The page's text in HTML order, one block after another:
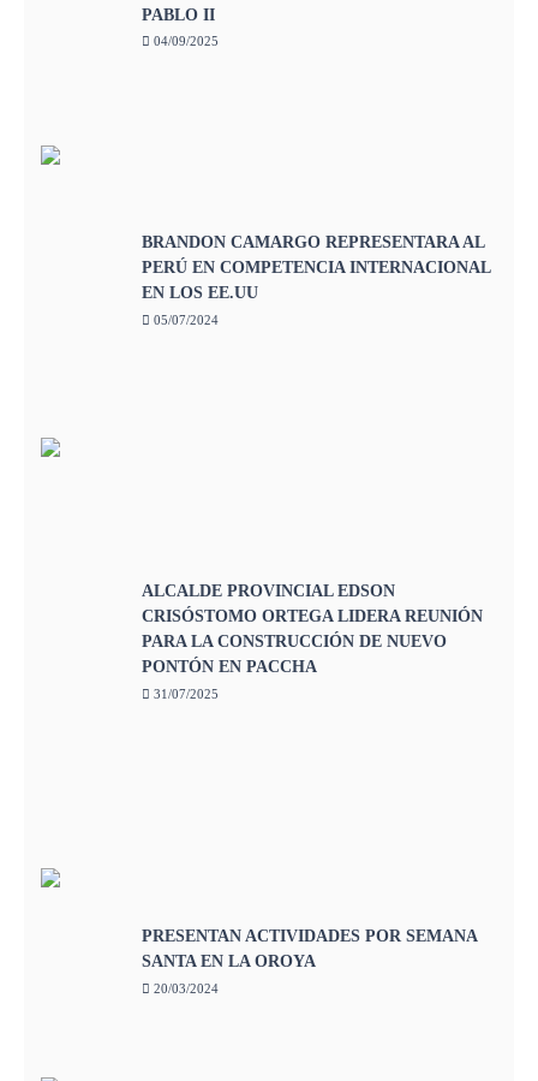
PABLO II
04/09/2025
BRANDON CAMARGO REPRESENTARA AL
PERÚ EN COMPETENCIA INTERNACIONAL
EN LOS EE.UU
05/07/2024
ALCALDE PROVINCIAL EDSON
CRISÓSTOMO ORTEGA LIDERA REUNIÓN
PARA LA CONSTRUCCIÓN DE NUEVO
PONTÓN EN PACCHA
31/07/2025
PRESENTAN ACTIVIDADES POR SEMANA
SANTA EN LA OROYA
20/03/2024